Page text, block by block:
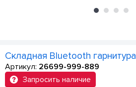
Складная Bluetooth гарнитура
Артикул: 26699-999-889
Запросить наличие